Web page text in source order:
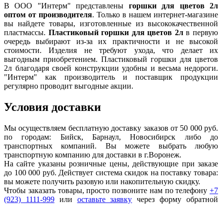
В ООО "Интерм" представлены горшки для цветов 2л
оптом от производителя. Только в нашем интернет-магазине
вы найдете товары, изготовленные из высококачественной
пластмассы. Пластиковый горшки для цветов 2л в первую
очередь выбирают из-за их практичности и не высокой
стоимости. Изделия не требуют ухода, что делает их
выгодным приобретением. Пластиковый горшки для цветов
2л благодаря своей конструкции удобны и весьма недороги.
"Интерм" как производитель и поставщик продукции
регулярно проводит выгодные акции.
Условия доставки
Мы осуществляем бесплатную доставку заказов от 50 000 руб.
по городам: Бийск, Барнаул, Новосибирск либо до
транспортных компаний. Вы можете выбрать любую
транспортную компанию для доставки в г.Воронеж.
На сайте указаны розничные цены, действующие при заказе
до 100 000 руб. Действует система скидок на поставку товара:
вы можете получить разовую или накопительную скидку.
Чтобы заказать товары, просто позвоните нам по телефону +7
(923) 1111-999или оставьте заявку
через форму обратной